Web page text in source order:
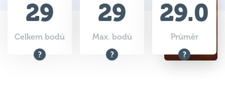
29
Celkem bodů
29
Max. bodů
29.0
Průměr